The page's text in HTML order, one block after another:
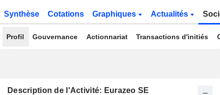
Synthèse Cotations Graphiques Actualités
Profil Gouvernance Actionnariat Transactions d'initiés
Description de l'Activité: Eurazeo SE